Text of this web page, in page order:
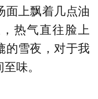
面上飘着几点油
热气直往脸上
的雪夜，对于我
味。